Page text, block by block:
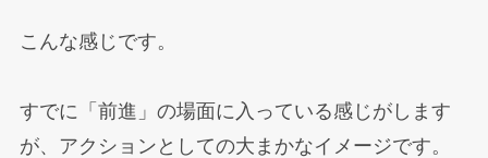
こんな感じです。
すでに「前進」の場面に入っている感じがします
が、アクションとしての大まかなイメージです。